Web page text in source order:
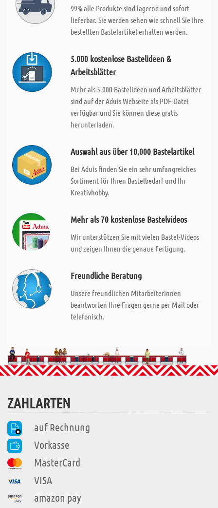
99% alle Produkte sind lagernd und sofort
lieferbar. Sie werden sehen wie schnell Sie Ihre
bestellten Bastelartikel erhalten werden.
5.000 kostenlose Bastelideen &
Arbeitsblätter
Mehr als 5.000 Bastelideen und Arbeitsblätter
sind auf der Aduis Webseite als PDF-Datei
verfügbar und Sie können diese gratis
herunterladen.
Auswahl aus über 10.000 Bastelartikel
Bei Aduis finden Sie ein sehr umfangreiches
Sortiment für Ihren Bastelbedarf und Ihr
Kreativhobby.
Mehr als 70 kostenlose Bastelvideos
Wir unterstützen Sie mit vielen Bastel-Videos
und zeigen Ihnen die genaue Fertigung.
Freundliche Beratung
Unsere freundlichen MitarbeiterInnen
beantworten Ihre Fragen gerne per Mail oder
telefonisch.
ZAHLARTEN
auf Rechnung
Vorkasse
MasterCard
VISA
amazon pay